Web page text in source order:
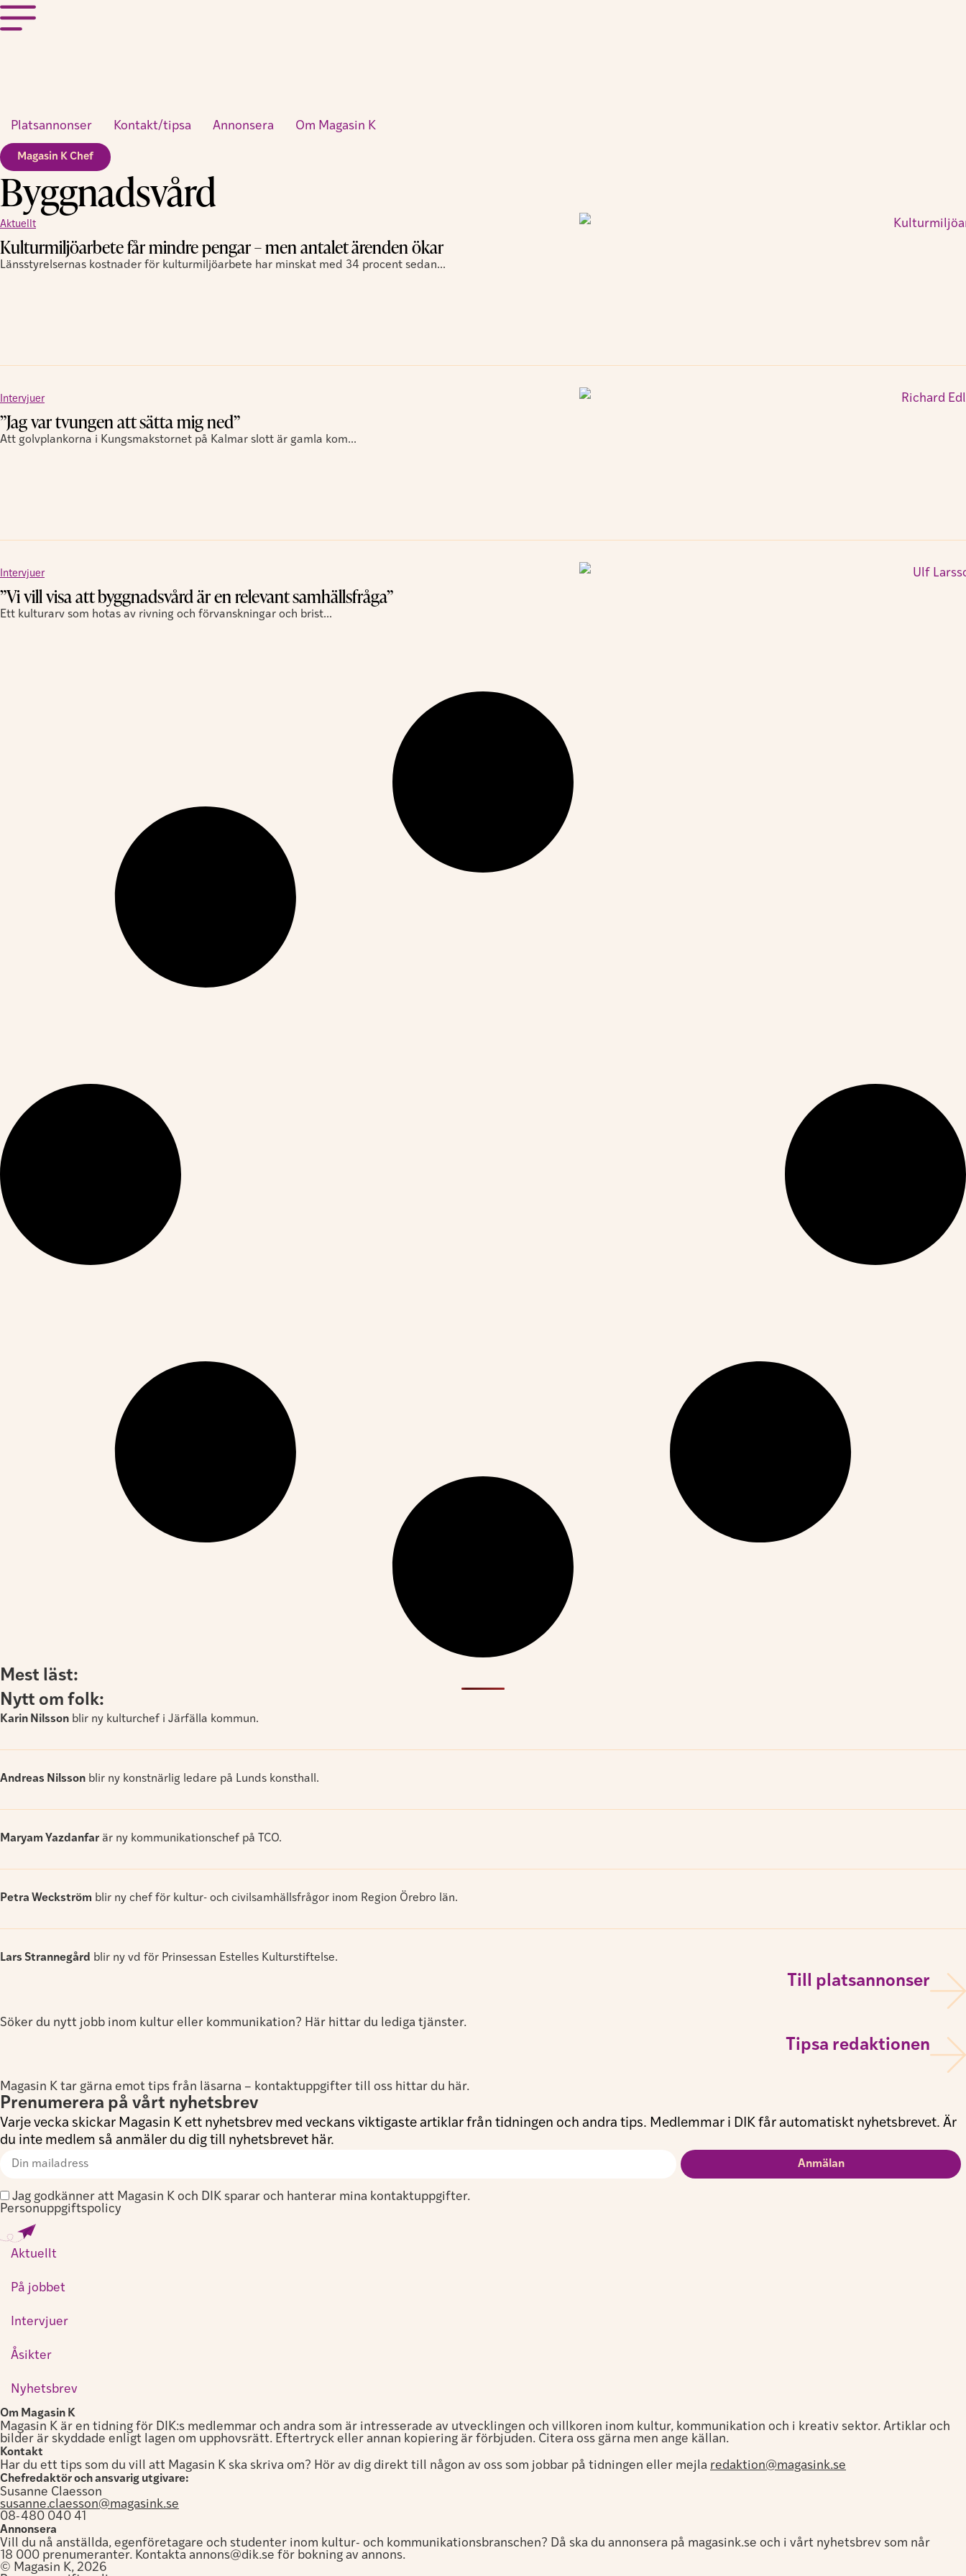
Platsannonser Kontakt/tipsa Annonsera Om Magasin K
Magasin K Chef
Byggnadsvård
Aktuellt
Kulturmiljöarbete får mindre pengar – men antalet ärenden ökar
Länsstyrelsernas kostnader för kulturmiljöarbete har minskat med 34 procent sedan...
Intervjuer
”Jag var tvungen att sätta mig ned”
Att golvplankorna i Kungsmakstornet på Kalmar slott är gamla kom...
Intervjuer
”Vi vill visa att byggnadsvård är en relevant samhällsfråga”
Ett kulturarv som hotas av rivning och förvanskningar och brist...
Mest läst:
Nytt om folk:
Karin Nilsson blir ny kulturchef i Järfälla kommun.
Andreas Nilsson blir ny konstnärlig ledare på Lunds konsthall.
Maryam Yazdanfar är ny kommunikationschef på TCO.
Petra Weckström blir ny chef för kultur- och civilsamhällsfrågor inom Region Örebro län.
Lars Strannegård blir ny vd för Prinsessan Estelles Kulturstiftelse.
Till platsannonser
Söker du nytt jobb inom kultur eller kommunikation? Här hittar du lediga tjänster.
Tipsa redaktionen
Magasin K tar gärna emot tips från läsarna – kontaktuppgifter till oss hittar du här.
Prenumerera på vårt nyhetsbrev
Varje vecka skickar Magasin K ett nyhetsbrev med veckans viktigaste artiklar från tidningen och andra tips. Medlemmar i DIK får automatiskt nyhetsbrevet. Är
du inte medlem så anmäler du dig till nyhetsbrevet här.
Jag godkänner att Magasin K och DIK sparar och hanterar mina kontaktuppgifter.
Personuppgiftspolicy
Aktuellt
På jobbet
Intervjuer
Åsikter
Nyhetsbrev
Om Magasin K
Magasin K är en tidning för DIK:s medlemmar och andra som är intresserade av utvecklingen och villkoren inom kultur, kommunikation och i kreativ sektor. Artiklar och
bilder är skyddade enligt lagen om upphovsrätt. Eftertryck eller annan kopiering är förbjuden. Citera oss gärna men ange källan.
Kontakt
Har du ett tips som du vill att Magasin K ska skriva om? Hör av dig direkt till någon av oss som jobbar på tidningen eller mejla redaktion@magasink.se
Chefredaktör och ansvarig utgivare:
Susanne Claesson
susanne.claesson@magasink.se
08-480 040 41
Annonsera
Vill du nå anställda, egenföretagare och studenter inom kultur- och kommunikationsbranschen? Då ska du annonsera på magasink.se och i vårt nyhetsbrev som når
18 000 prenumeranter. Kontakta annons@dik.se för bokning av annons.
© Magasin K, 2026